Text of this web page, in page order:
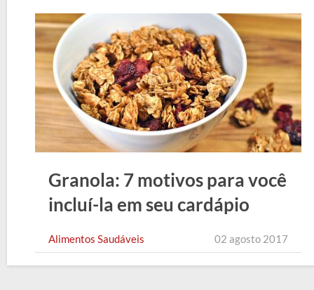
Granola: 7 motivos para você
incluí-la em seu cardápio
Alimentos Saudáveis 02 agosto 2017